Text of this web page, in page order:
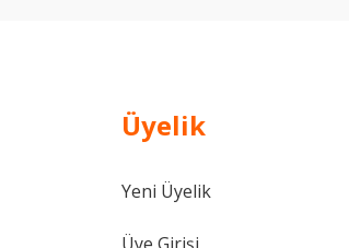
Üyelik
Yeni Üyelik